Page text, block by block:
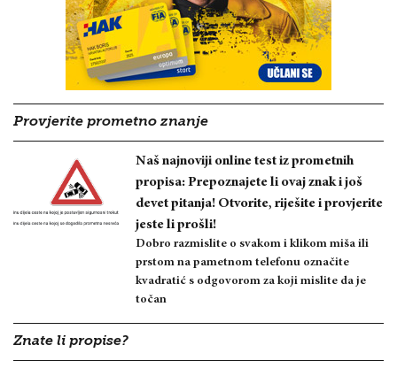
Provjerite prometno znanje
Naš najnoviji online test iz prometnih
propisa: Prepoznajete li ovaj znak i još
devet pitanja! Otvorite, riješite i provjerite
jeste li prošli!
Dobro razmislite o svakom i klikom miša ili
prstom na pametnom telefonu označite
kvadratić s odgovorom za koji mislite da je
točan
Znate li propise?